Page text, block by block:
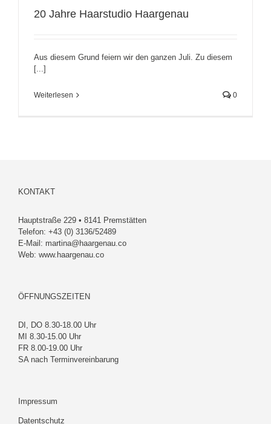
20 Jahre Haarstudio Haargenau
Aus diesem Grund feiern wir den ganzen Juli. Zu diesem
[...]
Weiterlesen 0
KONTAKT
Hauptstraße 229 • 8141 Premstätten
Telefon: +43 (0) 3136/52489
E-Mail: martina@haargenau.co
Web: www.haargenau.co
ÖFFNUNGSZEITEN
DI, DO 8.30-18.00 Uhr
MI 8.30-15.00 Uhr
FR 8.00-19.00 Uhr
SA nach Terminvereinbarung
Impressum
Datentschutz